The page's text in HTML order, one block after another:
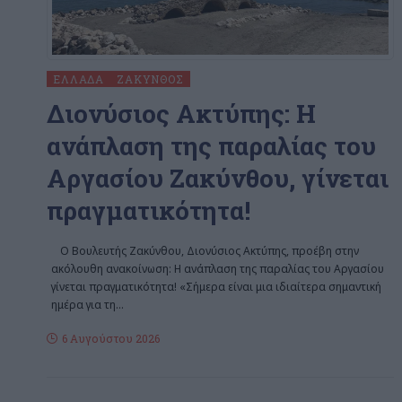
ΕΛΛΆΔΑ ΖΆΚΥΝΘΟΣ
Διονύσιος Ακτύπης: Η
ανάπλαση της παραλίας του
Αργασίου Ζακύνθου, γίνεται
πραγματικότητα!
Ο Βουλευτής Ζακύνθου, Διονύσιος Ακτύπης, προέβη στην
ακόλουθη ανακοίνωση: Η ανάπλαση της παραλίας του Αργασίου
γίνεται πραγματικότητα! «Σήμερα είναι μια ιδιαίτερα σημαντική
ημέρα για τη…
6 Αυγούστου 2026